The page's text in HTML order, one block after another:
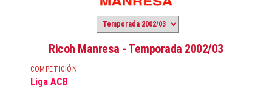
Ricoh Manresa - Temporada 2002/03
COMPETICIÓN
Liga ACB